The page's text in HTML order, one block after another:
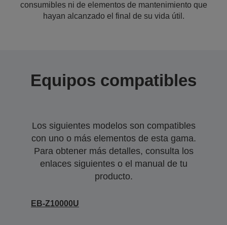
consumibles ni de elementos de mantenimiento que
hayan alcanzado el final de su vida útil.
Equipos compatibles
Los siguientes modelos son compatibles
con uno o más elementos de esta gama.
Para obtener más detalles, consulta los
enlaces siguientes o el manual de tu
producto.
EB-Z10000U